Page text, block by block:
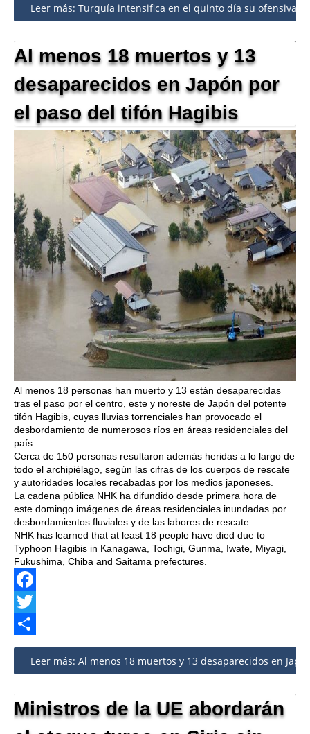
Leer más: Turquía intensifica en el quinto día su ofensiva
Al menos 18 muertos y 13
desaparecidos en Japón por
el paso del tifón Hagibis
Al menos 18 personas han muerto y 13 están desaparecidas
tras el paso por el centro, este y noreste de Japón del potente
tifón Hagibis, cuyas lluvias torrenciales han provocado el
desbordamiento de numerosos ríos en áreas residenciales del
país.
Cerca de 150 personas resultaron además heridas a lo largo de
todo el archipiélago, según las cifras de los cuerpos de rescate
y autoridades locales recabadas por los medios japoneses.
La cadena pública NHK ha difundido desde primera hora de
este domingo imágenes de áreas residenciales inundadas por
desbordamientos fluviales y de las labores de rescate.
NHK has learned that at least 18 people have died due to
Typhoon Hagibis in Kanagawa, Tochigi, Gunma, Iwate, Miyagi,
Fukushima, Chiba and Saitama prefectures.
Facebook
Twitter
Share
Leer más: Al menos 18 muertos y 13 desaparecidos en
Ministros de la UE abordarán